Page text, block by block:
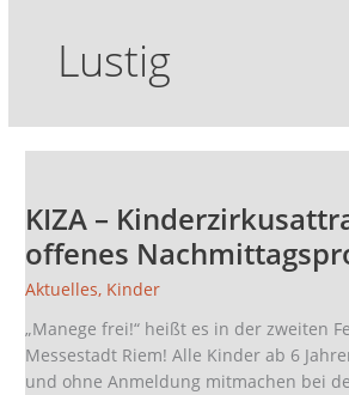
Lustig
KIZA –
offenes
Aktuelles, Kinder
„Manege frei!“ heißt es in der zweiten
Messestadt Riem! Alle Kinder ab 6
und ohne Anmeldung mitmachen bei
Kinderzirkusattraktionen:
offenes
Nachmittagsprogramm